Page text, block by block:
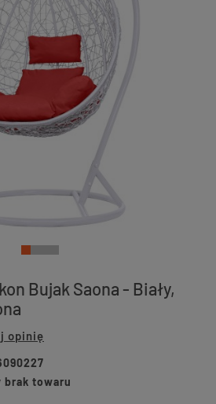
Bujak Saona - Biały,
opinię
towaru